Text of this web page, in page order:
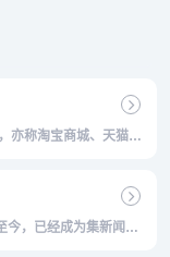
亦称淘宝商城、天猫商
日天猫发布全新Logo
今，已经成为集新闻信